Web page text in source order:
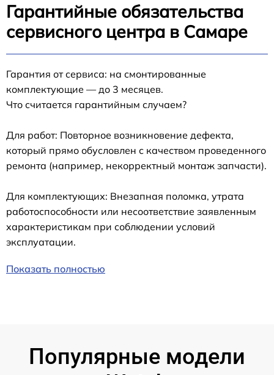
Гарантийные обязательства
сервисного центра в Самаре
Гарантия от сервиса: на смонтированные
комплектующие — до 3 месяцев.
Что считается гарантийным случаем?
Для работ: Повторное возникновение дефекта,
который прямо обусловлен с качеством проведенного
ремонта (например, некорректный монтаж запчасти).
Для комплектующих: Внезапная поломка, утрата
работоспособности или несоответствие заявленным
характеристикам при соблюдении условий
эксплуатации.
Показать полностью
Популярные модели